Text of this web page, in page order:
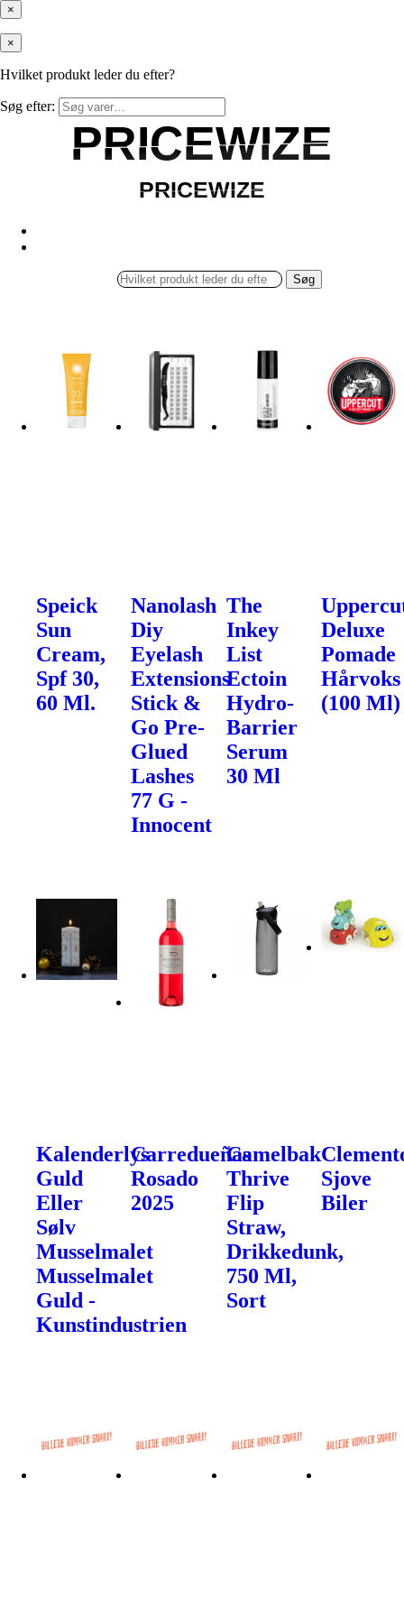
×
×
Hvilket produkt leder du efter?
Søg efter:
PRICEWIZE
PRICEWIZE
PRICEWIZE
PRICEWIZE
Søg
Speick
Sun
Cream,
Spf 30,
60 Ml.
Nanolash
Diy
Eyelash
Extensions
Stick &
Go Pre-
Glued
Lashes
77 G -
Innocent
The
Inkey
List
Ectoin
Hydro-
Barrier
Serum
30 Ml
Deluxe
Pomade
Hårvoks
(100 Ml)
Kalenderlys
Guld
Eller
Sølv
Musselmalet
Musselmalet
Guld -
Kunstindustrien
Carredueñas
Rosado
2025
Camelbak
Thrive
Flip
Straw,
Drikkedunk,
750 Ml,
Sort
Sjove
Biler